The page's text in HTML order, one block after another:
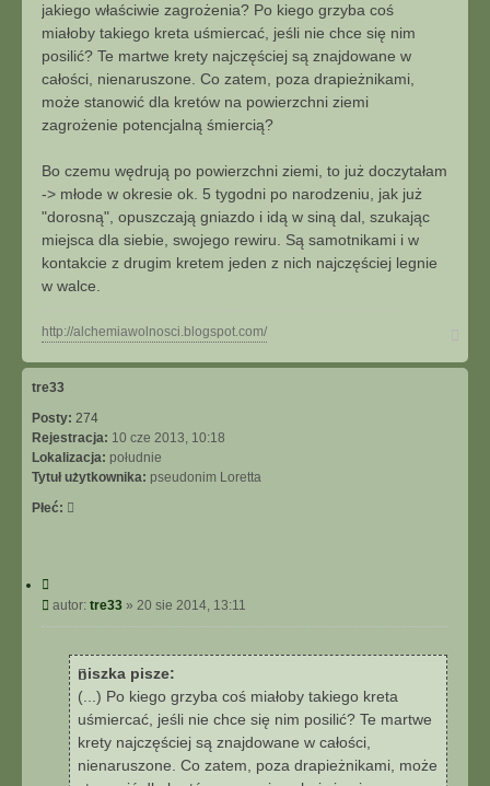
jakiego właściwie zagrożenia? Po kiego grzyba coś
miałoby takiego kreta uśmiercać, jeśli nie chce się nim
posilić? Te martwe krety najczęściej są znajdowane w
całości, nienaruszone. Co zatem, poza drapieżnikami,
może stanowić dla kretów na powierzchni ziemi
zagrożenie potencjalną śmiercią?
Bo czemu wędrują po powierzchni ziemi, to już doczytałam
-> młode w okresie ok. 5 tygodni po narodzeniu, jak już
"dorosną", opuszczają gniazdo i idą w siną dal, szukając
miejsca dla siebie, swojego rewiru. Są samotnikami i w
kontakcie z drugim kretem jeden z nich najczęściej legnie
w walce.
http://alchemiawolnosci.blogspot.com/
g
tre33
Posty: 274
Rejestracja: 10 cze 2013, 10:18
Lokalizacja: południe
Tytuł użytkownika: pseudonim Loretta
Płeć:
yP
o
autor: tre33 » 20 sie 2014, 13:11
niszka pisze:
(...) Po kiego grzyba coś miałoby takiego kreta
uśmiercać, jeśli nie chce się nim posilić? Te martwe
krety najczęściej są znajdowane w całości,
nienaruszone. Co zatem, poza drapieżnikami, może